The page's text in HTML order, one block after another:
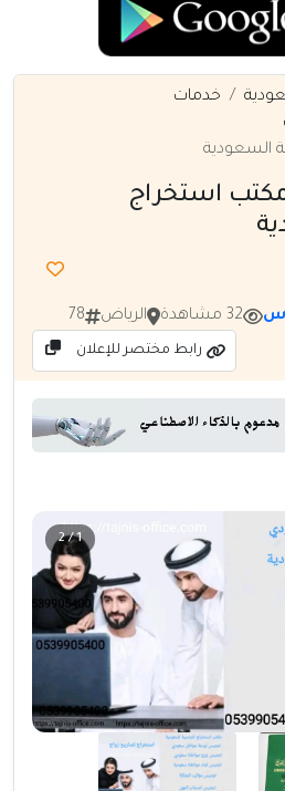
خدمات
السعودية
استخراج
32 مشاهدة الرياض 78
رابط مختصر للإعلان
1 / 2